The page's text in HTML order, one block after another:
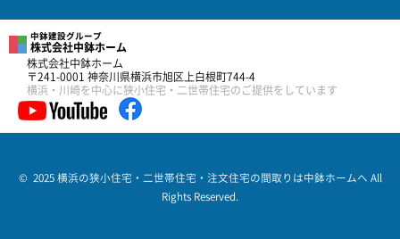
中鉢建設グループ
株式会社中鉢ホーム
株式会社中鉢ホーム
〒241-0001 神奈川県横浜市旭区上白根町744-4
横浜・川崎を中心に狭小住宅・二世帯住宅のご提供をしています
© 2025 横浜の狭小住宅・二世帯住宅・注文住宅の間取りは中鉢ホームへ All
Rights Reserved.